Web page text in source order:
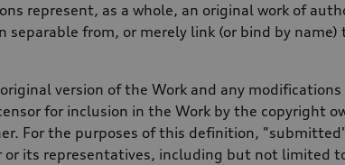
represent, as a whole, an original work of
from, or merely link (or bind by
version of the Work and any
for inclusion in the Work by the copyright
For the purposes of this definition,
its representatives, including but not limited